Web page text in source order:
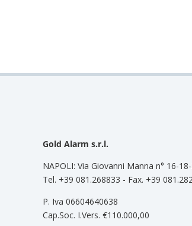
Gold Alarm s.r.l.
NAPOLI: Via Giovanni Manna n° 16-
Tel. +39 081.268833 - Fax. +39
P. Iva 06604640638
Cap.Soc. I.Vers. €110.000,00